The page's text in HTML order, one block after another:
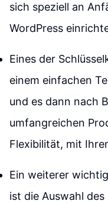
sich speziell an
WordPress
Eines der
einem einfachen
und es dann nach
umfangreichen
Flexibilität, mit
Ein weiterer
ist die Auswahl